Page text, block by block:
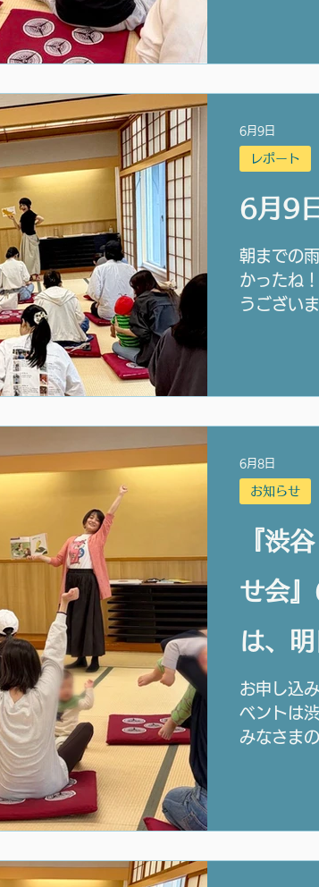
らせ願い
み聞かせ
6月9
朝までの
かったね
うござい
レポート
6月9日
『渋
せ会
は、
でで
お申し込
ベントは
みなさま
お知らせ
6月8日